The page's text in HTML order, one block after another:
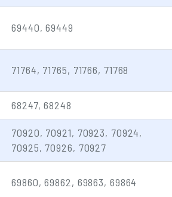
69440, 69449
71764, 71765, 71766, 71768
68247, 68248
70920, 70921, 70923, 70924,
70925, 70926, 70927
69860, 69862, 69863, 69864